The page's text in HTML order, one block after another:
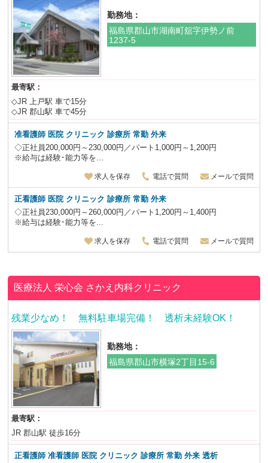
勤務地：
福島県郡山市湖南町舘字伊勢ノ前
1237-5
最寄駅：
◇JR 上戸駅 車で15分
◇JR 郡山駅 車で45分
准看護師 医院 クリニック 診療所 常勤 外来
◇正社員200,000円～230,000円／パート1,000円～1,200円
※給与は経験･能力等を...
求人を保存 電話で質問 メールで質問
正看護師 医院 クリニック 診療所 常勤 外来
◇正社員230,000円～260,000円／パート1,200円～1,400円
※給与は経験･能力等を...
求人を保存 電話で質問 メールで質問
医療法人 栄心会 さかえ内科クリニック
残業少なめ！ 無料駐車場完備！ 透析未経験OK！
勤務地：
福島県郡山市横塚2丁目15-6
最寄駅：
JR 郡山駅 徒歩16分
正看護師 准看護師 医院 クリニック 診療所常勤 外来 透析